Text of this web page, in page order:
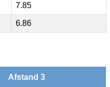
7.85
6.86
Afstand 3